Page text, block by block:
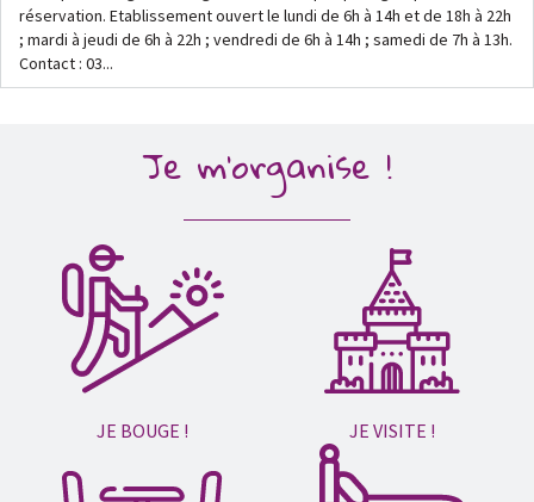
réservation. Etablissement ouvert le lundi de 6h à 14h et de 18h à 22h
; mardi à jeudi de 6h à 22h ; vendredi de 6h à 14h ; samedi de 7h à 13h.
Contact : 03...
Je m'organise !
JE BOUGE ! JE VISITE !